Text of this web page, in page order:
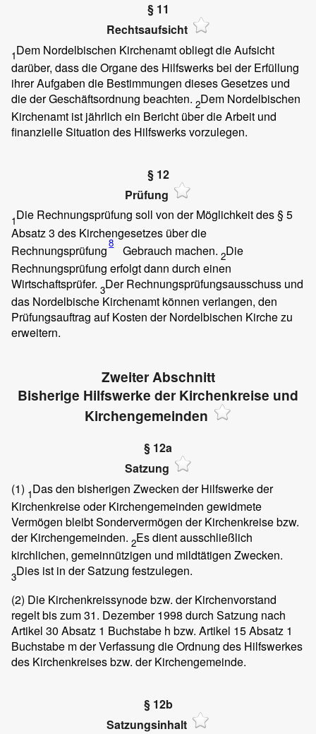
§ 11
Rechtsaufsicht
1Dem Nordelbischen Kirchenamt obliegt die Aufsicht
darüber, dass die Organe des Hilfswerks bei der Erfüllung
ihrer Aufgaben die Bestimmungen dieses Gesetzes und
die der Geschäftsordnung beachten. 2Dem Nordelbischen
Kirchenamt ist jährlich ein Bericht über die Arbeit und
finanzielle Situation des Hilfswerks vorzulegen.
§ 12
Prüfung
1Die Rechnungsprüfung soll von der Möglichkeit des § 5
Absatz 3 des Kirchengesetzes über die
Rechnungsprüfung8 Gebrauch machen.2Die
Rechnungsprüfung erfolgt dann durch einen
Wirtschaftsprüfer. 3Der Rechnungsprüfungsausschuss und
das Nordelbische Kirchenamt können verlangen, den
Prüfungsauftrag auf Kosten der Nordelbischen Kirche zu
erweitern.
Zweiter Abschnitt
Bisherige Hilfswerke der Kirchenkreise und
Kirchengemeinden
§ 12a
Satzung
(1) 1Das den bisherigen Zwecken der Hilfswerke der
Kirchenkreise oder Kirchengemeinden gewidmete
Vermögen bleibt Sondervermögen der Kirchenkreise bzw.
der Kirchengemeinden. 2Es dient ausschließlich
kirchlichen, gemeinnützigen und mildtätigen Zwecken.
3Dies ist in der Satzung festzulegen.
(2) Die Kirchenkreissynode bzw. der Kirchenvorstand
regelt bis zum 31. Dezember 1998 durch Satzung nach
Artikel 30 Absatz 1 Buchstabe h bzw. Artikel 15 Absatz 1
Buchstabe m der Verfassung die Ordnung des Hilfswerkes
des Kirchenkreises bzw. der Kirchengemeinde.
§ 12b
Satzungsinhalt